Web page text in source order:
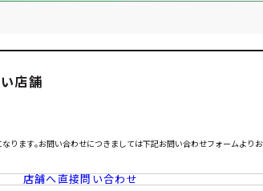
店舗
ります｡お問い合わせにつきましては下記お問い合わせフォームより
店舗へ直接問い合わせ